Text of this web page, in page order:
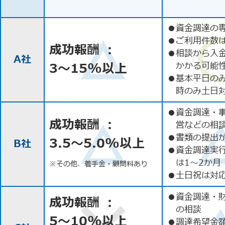
A社
成功報酬 ：
3〜15%以上
●資金調達の
●ご利用件数
●相談から入
かかる可能
●基本平日の
時のみ土日
B社
成功報酬 ：
3.5〜5.0%以上
※その他、着手金・顧問料あり
●資金調達・
営などの相
●書類の提出
●資金調達実
は1〜2か月
●土日祝は対
成功報酬 ：
●資金調達・
の相談
●調達希望金